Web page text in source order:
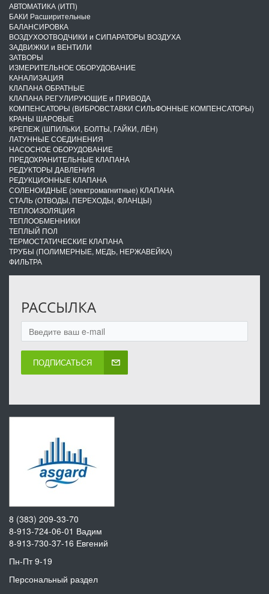
АВТОМАТИКА (ИТП)
БАКИ Расширительные
БАЛАНСИРОВКА
ВОЗДУХООТВОДЧИКИ и СИПАРАТОРЫ ВОЗДУХА
ЗАДВИЖКИ и ВЕНТИЛИ
ЗАТВОРЫ
ИЗМЕРИТЕЛЬНОЕ ОБОРУДОВАНИЕ
КАНАЛИЗАЦИЯ
КЛАПАНА ОБРАТНЫЕ
КЛАПАНА РЕГУЛИРУЮЩИЕ и ПРИВОДА
КОМПЕНСАТОРЫ (ВИБРОВСТАВКИ СИЛЬФОННЫЕ КОМПЕНСАТОРЫ)
КРАНЫ ШАРОВЫЕ
КРЕПЕЖ (ШПИЛЬКИ, БОЛТЫ, ГАЙКИ, ЛЁН)
ЛАТУННЫЕ СОЕДИНЕНИЯ
НАСОСНОЕ ОБОРУДОВАНИЕ
ПРЕДОХРАНИТЕЛЬНЫЕ КЛАПАНА
РЕДУКТОРЫ ДАВЛЕНИЯ
РЕДУКЦИОННЫЕ КЛАПАНА
СОЛЕНОИДНЫЕ (электромагнитные) КЛАПАНА
СТАЛЬ (ОТВОДЫ, ПЕРЕХОДЫ, ФЛАНЦЫ)
ТЕПЛОИЗОЛЯЦИЯ
ТЕПЛООБМЕННИКИ
ТЕПЛЫЙ ПОЛ
ТЕРМОСТАТИЧЕСКИЕ КЛАПАНА
ТРУБЫ (ПОЛИМЕРНЫЕ, МЕДЬ, НЕРЖАВЕЙКА)
ФИЛЬТРА
РАССЫЛКА
ПОДПИСАТЬСЯ
8 (383) 209-33-70
8-913-724-06-01 Вадим
8-913-730-37-16 Евгений
Пн-Пт 9-19
Персональный раздел